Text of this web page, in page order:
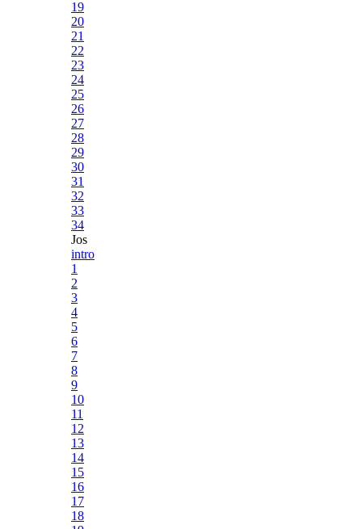
19
20
21
22
23
24
25
26
27
28
29
30
31
32
33
34
Jos
intro
1
2
3
4
5
6
7
8
9
10
11
12
13
14
15
16
17
18